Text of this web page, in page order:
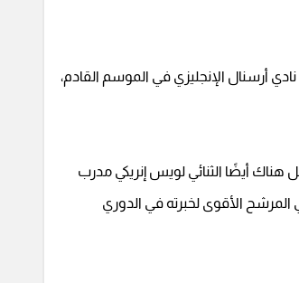
أرسنال الإنجليزي في الموسم القادم،
هناك أيضًا الثنائي لويس إنريكي مدرب
المرشح الأقوى لخبرته في الدوري